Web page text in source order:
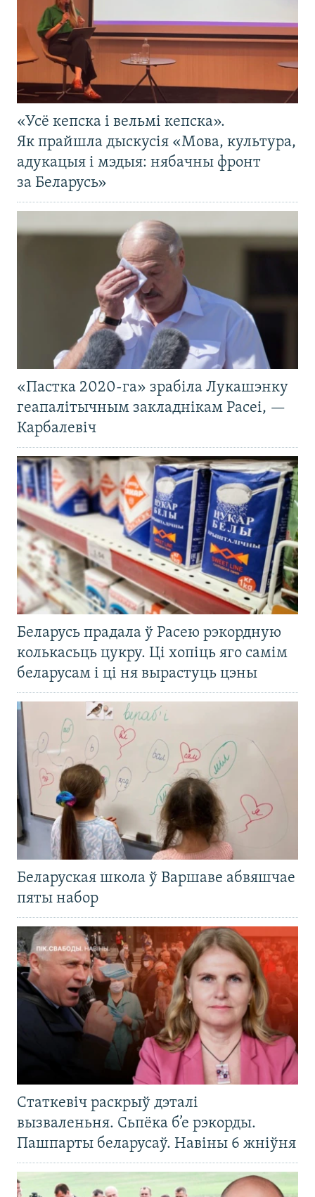
«Усё кепска і вельмі кепска».
Як прайшла дыскусія «Мова, культура,
адукацыя і мэдыя: нябачны фронт
за Беларусь»
«Пастка 2020-га» зрабіла Лукашэнку
геапалітычным закладнікам Расеі, —
Карбалевіч
Беларусь прадала ў Расею рэкордную
колькасьць цукру. Ці хопіць яго самім
беларусам і ці ня вырастуць цэны
Беларуская школа ў Варшаве абвяшчае
пяты набор
Статкевіч раскрыў дэталі
вызваленьня. Сьпёка б’е рэкорды.
Пашпарты беларусаў. Навіны 6 жніўня